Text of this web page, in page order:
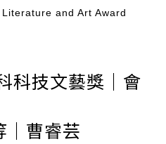
and Art Award
科技文藝獎｜會
｜曹睿芸